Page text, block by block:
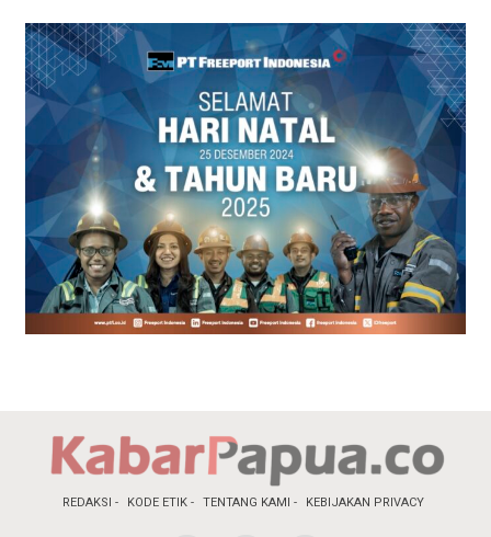
REDAKSI KODE ETIK TENTANG KAMI KEBIJAKAN PRIVACY